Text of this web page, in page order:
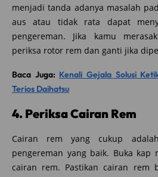
menjadi tanda adanya masalah
aus atau tidak rata dapat
pengereman. Jika kamu
periksa rotor rem dan ganti jika
Baca Juga: Kenali Gejala Solusi
Terios Daihatsu
4. Periksa Cairan Rem
Cairan rem yang cukup
pengereman yang baik. Buka kap
cairan rem. Pastikan cairan rem